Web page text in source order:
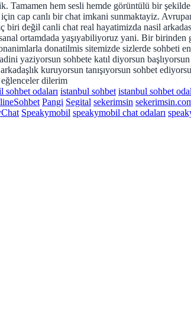
hem sesli hemde görüntülü bir
cap canlı bir chat imkani sunmaktayiz.
değil canli chat real hayatimizda nasil
ortamdada yaşıyabiliyoruz yani. Bir birinden
donatilmis sitemizde sizlerde sohbeti
yaziyorsun sohbete katıl diyorsun
kuruyorsun tanışıyorsun sohbet
dilerim
sohbet odaları istanbul sohbet istanbul sohbet
Pangi Segital sekerimsin
Speakymobil speakymobil chat odaları